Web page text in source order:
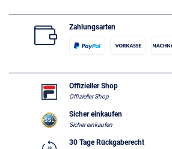
Zahlungsarten
Offizieller Shop
Offizieller Shop
Sicher einkaufen
Sicher einkaufen
30 Tage Rückgaberecht